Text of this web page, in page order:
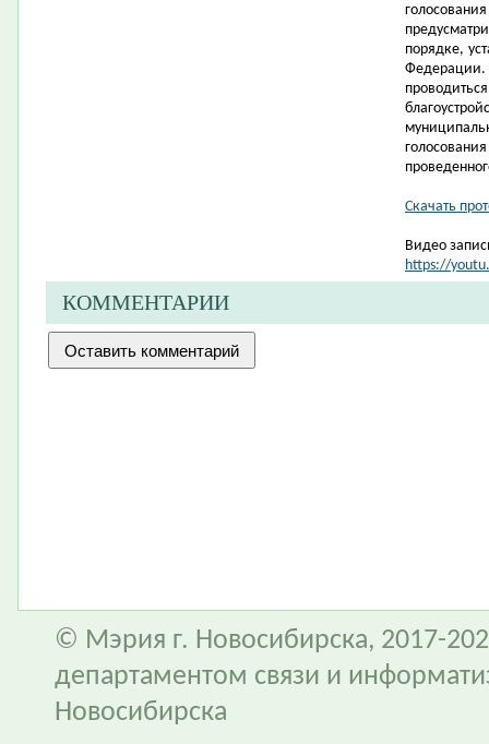
порядке,
Скачать
Видео
https://
КОММЕНТАРИИ
© Мэрия г. Новосибирска, 2017-
департаментом связи и
Новосибирска